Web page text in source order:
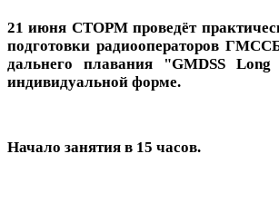
21 июня СТОРМ проведёт
подготовки радиооператоров
дальнего плавания
"GMDSS
индивидуальной форме.
Начало занятия в 15 часов.